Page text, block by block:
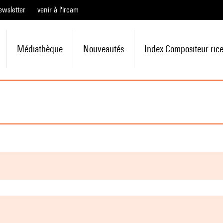
venir à l'ircam
Médiathèque Nouveautés Index Compositeur·rice